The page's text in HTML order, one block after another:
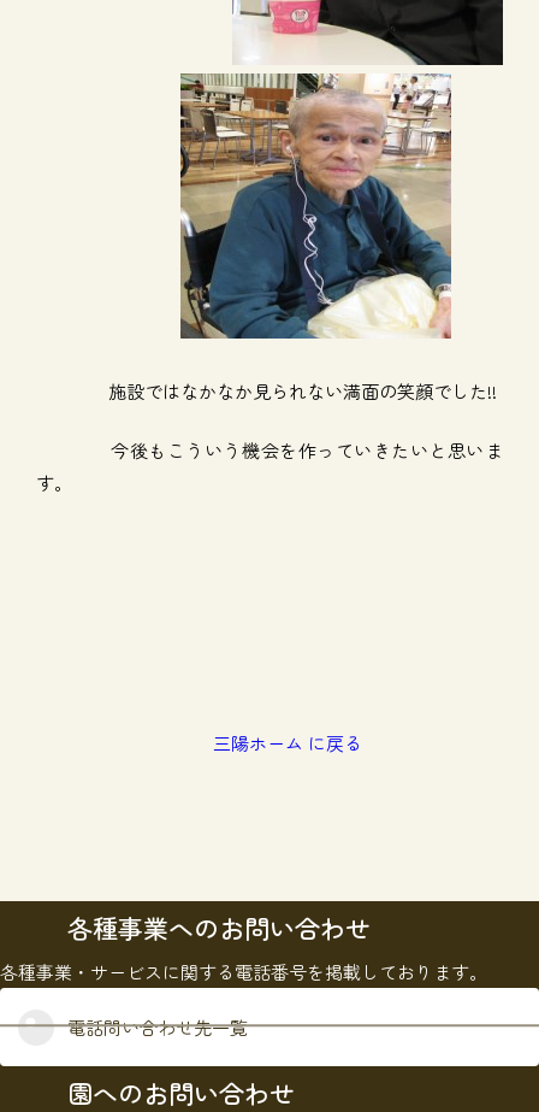
施設ではなかなか見られない満面の笑顔でした!!
今後もこういう機会を作っていきたいと思いま
す。
三陽ホーム に戻る
各種事業へのお問い合わせ
各種事業・サービスに関する電話番号を掲載しております。
電話問い合わせ先一覧
園へのお問い合わせ